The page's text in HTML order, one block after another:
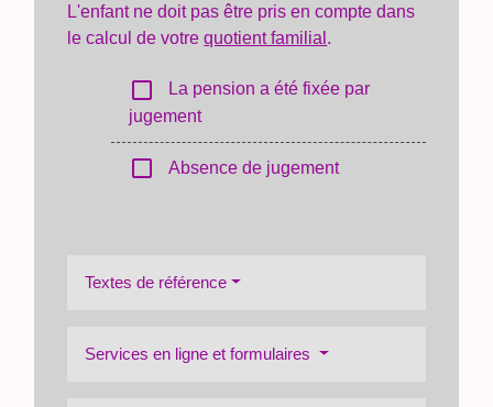
L'enfant ne doit pas être pris en compte dans
le calcul de votrequotient familial .
check_box_outline_blank
La pension a été fixée par
jugement
check_box_outline_blank Absence de jugement
Textes de référence
Services en ligne et formulaires